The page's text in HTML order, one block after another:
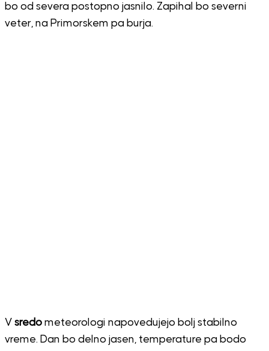
bo od severa postopno jasnilo. Zapihal bo severni
veter, na Primorskem pa burja.
V sredometeorologi napovedujejo bolj stabilno
vreme. Dan bo delno jasen, temperature pa bodo